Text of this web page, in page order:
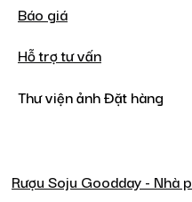
Báo giá
Hỗ trợ tư vấn
Thư viện ảnh Đặt hàng
Rượu Soju Goodday - Nhà